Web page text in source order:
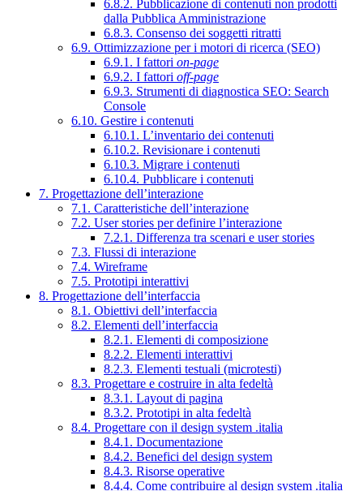
6.8.2. Pubblicazione di contenuti non prodotti
dalla Pubblica Amministrazione
6.8.3. Consenso dei soggetti ritratti
6.9. Ottimizzazione per i motori di ricerca (SEO)
6.9.1. I fattori on-page
6.9.2. I fattori off-page
6.9.3. Strumenti di diagnostica SEO: Search
Console
6.10. Gestire i contenuti
6.10.1. L’inventario dei contenuti
6.10.2. Revisionare i contenuti
6.10.3. Migrare i contenuti
6.10.4. Pubblicare i contenuti
7. Progettazione dell’interazione
7.1. Caratteristiche dell’interazione
7.2. User stories per definire l’interazione
7.2.1. Differenza tra scenari e user stories
7.3. Flussi di interazione
7.4. Wireframe
7.5. Prototipi interattivi
8. Progettazione dell’interfaccia
8.1. Obiettivi dell’interfaccia
8.2. Elementi dell’interfaccia
8.2.1. Elementi di composizione
8.2.2. Elementi interattivi
8.2.3. Elementi testuali (microtesti)
8.3. Progettare e costruire in alta fedeltà
8.3.1. Layout di pagina
8.3.2. Prototipi in alta fedeltà
8.4. Progettare con il design system .italia
8.4.1. Documentazione
8.4.2. Benefici del design system
8.4.3. Risorse operative
8.4.4. Come contribuire al design system .italia